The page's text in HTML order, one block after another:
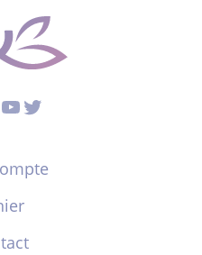
YouTube
Twitter